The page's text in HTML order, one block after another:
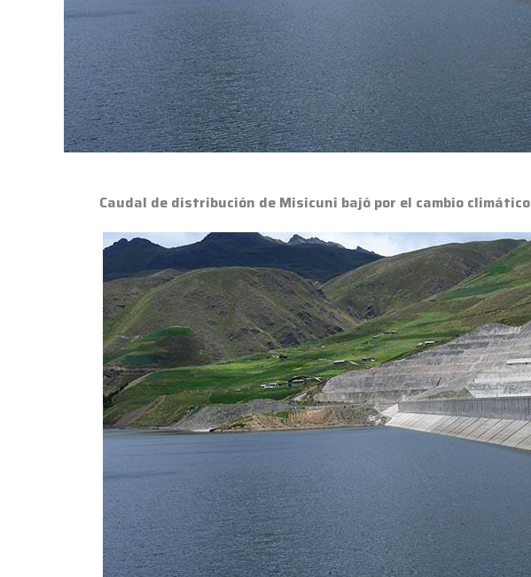
Caudal de distribución de Misicuni bajó por el cambio climático